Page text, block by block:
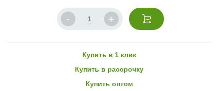
Купить в 1 клик
Купить в рассрочку
Купить оптом